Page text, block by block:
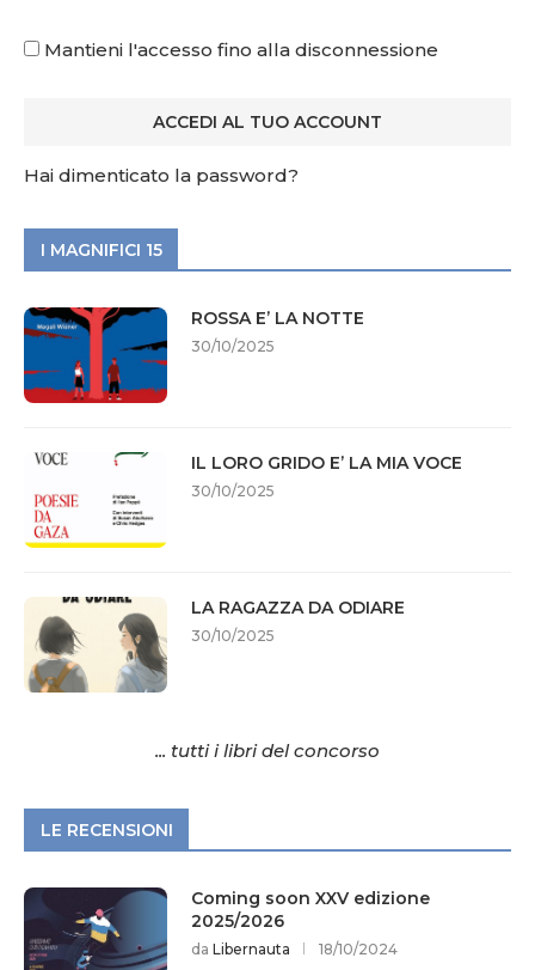
Mantieni l'accesso fino alla disconnessione
Hai dimenticato la password?
I MAGNIFICI 15
ROSSA E’ LA NOTTE
30/10/2025
IL LORO GRIDO E’ LA MIA VOCE
30/10/2025
LA RAGAZZA DA ODIARE
30/10/2025
... tutti i libri del concorso
LE RECENSIONI
Coming soon XXV edizione
2025/2026
da Libernauta 18/10/2024